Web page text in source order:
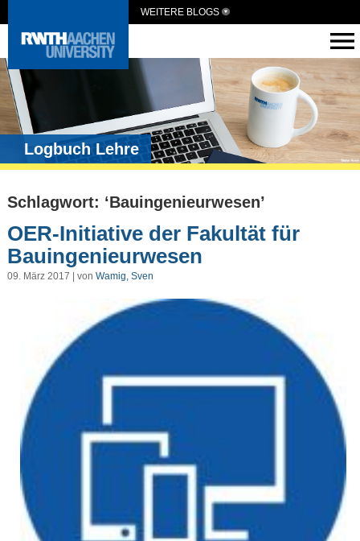
WEITERE BLOGS
Logbuch Lehre
Schlagwort: ‘Bauingenieurwesen’
OER-Initiative der Fakultät für
Bauingenieurwesen
09. März 2017 | von Wamig, Sven